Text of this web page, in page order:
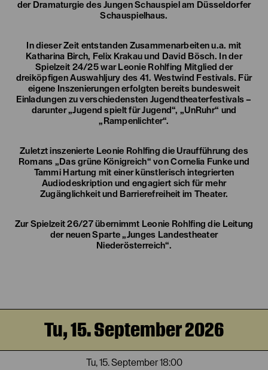
der Dramaturgie des Jungen Schauspiel am Düsseldorfer
Schauspielhaus.
In dieser Zeit entstanden Zusammenarbeiten u.a. mit
Katharina Birch, Felix Krakau und David Bösch. In der
Spielzeit 24/25 war Leonie Rohlfing Mitglied der
dreiköpfigen Auswahljury des 41. Westwind Festivals. Für
eigene Inszenierungen erfolgten bereits bundesweit
Einladungen zu verschiedensten Jugendtheaterfestivals –
darunter „Jugend spielt für Jugend“, „UnRuhr“ und
„Rampenlichter“.
Zuletzt inszenierte Leonie Rohlfing die Uraufführung des
Romans „Das grüne Königreich“ von Cornelia Funke und
Tammi Hartung mit einer künstlerisch integrierten
Audiodeskription und engagiert sich für mehr
Zugänglichkeit und Barrierefreiheit im Theater.
Zur Spielzeit 26/27 übernimmt Leonie Rohlfing die Leitung
der neuen Sparte „Junges Landestheater
Niederösterreich“.
Tu, 15. September 2026
Tu, 15. September18:00